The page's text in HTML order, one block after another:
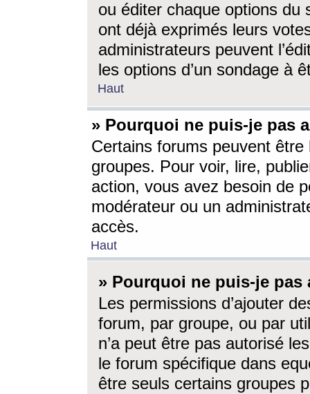
ou éditer chaque options du
ont déjà exprimés leurs
administrateurs peuvent
les options d’un sondage à
Haut
» Pourquoi ne puis-je pas
Certains forums peuvent être
groupes. Pour voir, lire,
action, vous avez besoin de
modérateur ou un
accès.
Haut
» Pourquoi ne puis-je
Les permissions d’ajouter
forum, par groupe, ou par
n’a peut être pas autorisé
le forum spécifique dans
être seuls certains groupes